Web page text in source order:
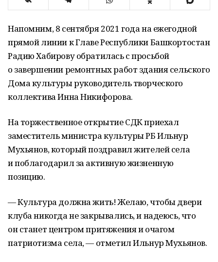
Напомним, 8 сентября 2021 года на ежегодной
прямой линии к Главе Республики Башкортостан
Радию Хабирову обратилась с просьбой
о завершении ремонтных работ здания сельского
Дома культуры руководитель творческого
коллектива Инна Никифорова.
На торжественное открытие СДК приехал
заместитель министра культуры РБ Ильнур
Мухьянов, который поздравил жителей села
и поблагодарил за активную жизненную
позицию.
— Культура должна жить! Желаю, чтобы двери
клуба никогда не закрывались, и надеюсь, что
он станет центром притяжения и очагом
патриотизма села, — отметил Ильнур Мухьянов.